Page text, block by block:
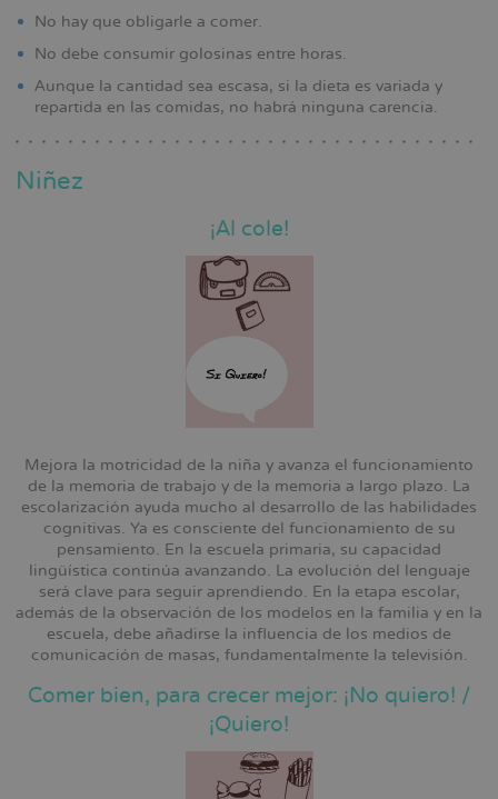
No hay que obligarle a comer.
No debe consumir golosinas entre horas.
Aunque la cantidad sea escasa, si la dieta es variada y
repartida en las comidas, no habrá ninguna carencia.
Niñez
¡Al cole!
Mejora la motricidad de la niña y avanza el funcionamiento
de la memoria de trabajo y de la memoria a largo plazo. La
escolarización ayuda mucho al desarrollo de las habilidades
cognitivas. Ya es consciente del funcionamiento de su
pensamiento. En la escuela primaria, su capacidad
lingüística continúa avanzando. La evolución del lenguaje
será clave para seguir aprendiendo. En la etapa escolar,
además de la observación de los modelos en la familia y en la
escuela, debe añadirse la influencia de los medios de
comunicación de masas, fundamentalmente la televisión.
Comer bien, para crecer mejor: ¡No quiero! /
¡Quiero!